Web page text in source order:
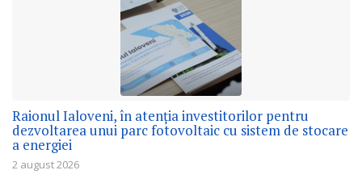
Raionul Ialoveni, în atenția investitorilor pentru
dezvoltarea unui parc fotovoltaic cu sistem de stocare
a energiei
2 august 2026